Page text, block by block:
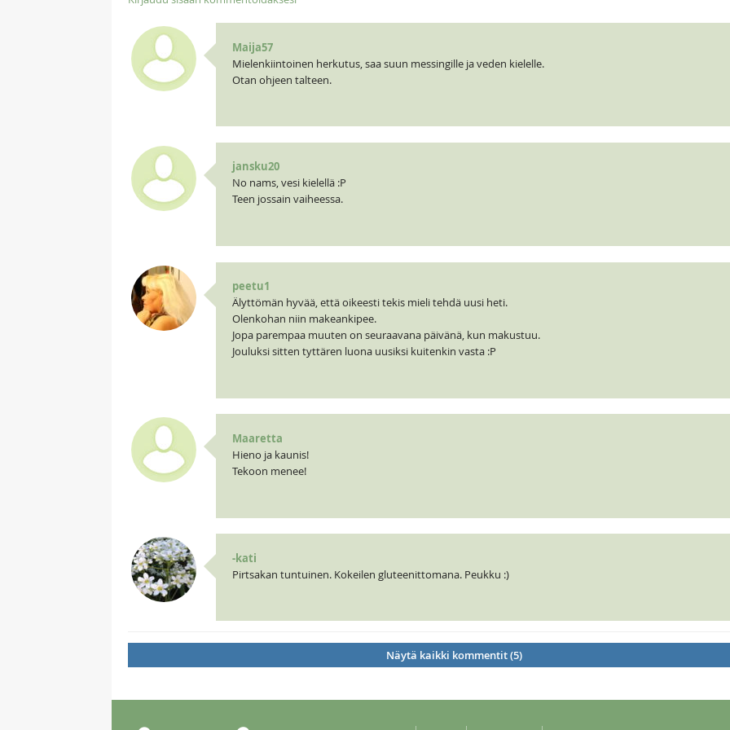
Maija57
Mielenkiintoinen herkutus, saa suun messingille ja veden kielelle.
Otan ohjeen talteen.
jansku20
No nams, vesi kielellä :P
Teen jossain vaiheessa.
peetu1
Älyttömän hyvää, että oikeesti tekis mieli tehdä uusi heti.
Olenkohan niin makeankipee.
Jopa parempaa muuten on seuraavana päivänä, kun makustuu.
Jouluksi sitten tyttären luona uusiksi kuitenkin vasta :P
Maaretta
Hieno ja kaunis!
Tekoon menee!
-kati
Pirtsakan tuntuinen. Kokeilen gluteenittomana. Peukku :)
Näytä kaikki kommentit (5)